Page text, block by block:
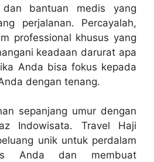
bantuan medis yang
perjalanan. Percayalah,
professional khusus yang
keadaan darurat apa
Anda bisa fokus kepada
dengan tenang.
sepanjang umur dengan
Indowisata. Travel Haji
unik untuk perdalam
Anda dan membuat